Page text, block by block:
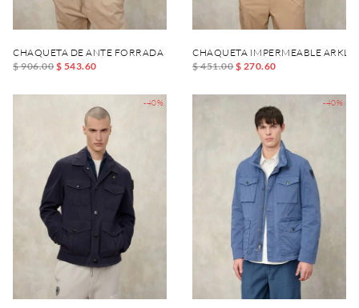
CHAQUETA DE ANTE FORRADA DAVER
$ 906.00 $ 543.60
CHAQUETA IMPERMEABLE
$ 451.00 $ 270.60
-40% -40%